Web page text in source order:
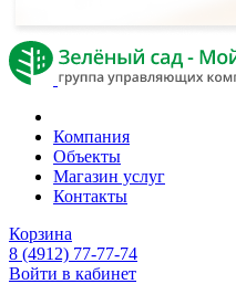
Компания
Объекты
Магазин услуг
Контакты
Корзина
8 (4912) 77-77-74
Войти в кабинет